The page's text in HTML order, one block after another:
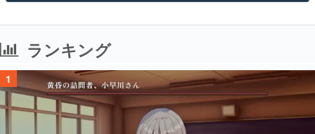
ランキング
1